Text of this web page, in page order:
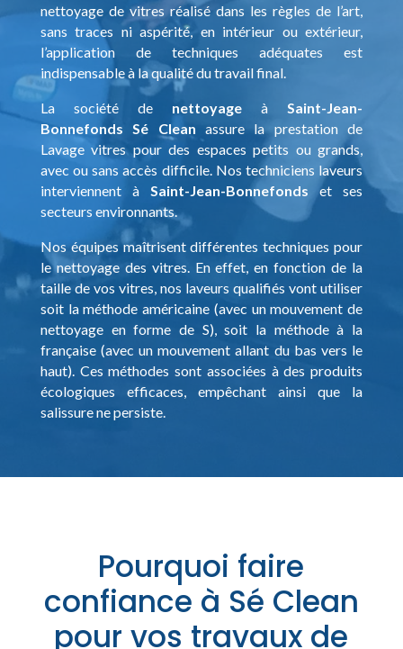
nettoyage de vitres réalisé dans les règles de l’art,
sans traces ni aspérité, en intérieur ou extérieur,
l’application de techniques adéquates est
indispensable à la qualité du travail final.
La société de nettoyage à Saint-Jean-
Bonnefonds
Sé Clean assure la prestation de
Lavage vitres pour des espaces petits ou grands,
avec ou sans accès difficile. Nos techniciens laveurs
interviennent à Saint-Jean-Bonnefonds et ses
secteurs environnants.
Nos équipes maîtrisent différentes techniques pour
le nettoyage des vitres. En effet, en fonction de la
taille de vos vitres, nos laveurs qualifiés vont utiliser
soit la méthode américaine (avec un mouvement de
nettoyage en forme de S), soit la méthode à la
française (avec un mouvement allant du bas vers le
haut). Ces méthodes sont associées à des produits
écologiques efficaces, empêchant ainsi que la
salissure ne persiste.
Pourquoi faire
confiance à Sé Clean
pour vos travaux de